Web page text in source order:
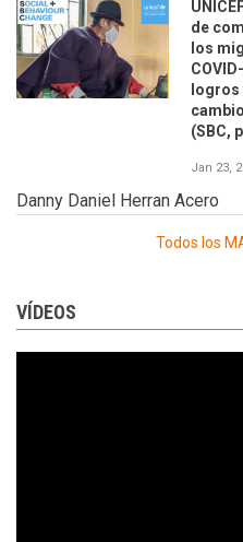
de
los
logros
(SBC,
Jan 23,
Danny Daniel Herran Acero
Todos los
VÍDEOS